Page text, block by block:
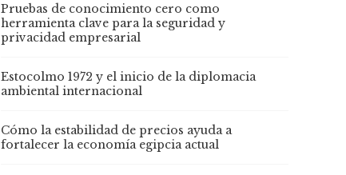
Pruebas de conocimiento cero como
herramienta clave para la seguridad y
privacidad empresarial
Estocolmo 1972 y el inicio de la diplomacia
ambiental internacional
Cómo la estabilidad de precios ayuda a
fortalecer la economía egipcia actual